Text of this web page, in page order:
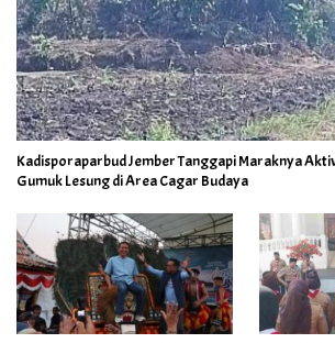
Kadisporaparbud Jember Tanggapi Maraknya
Gumuk Lesung di Area Cagar Budaya